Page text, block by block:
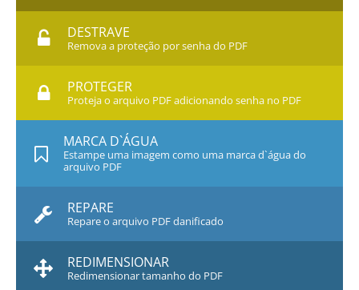
DESTRAVE
Remova a proteção por senha do PDF
PROTEGER
Proteja o arquivo PDF adicionando senha no PDF
MARCA D`ÁGUA
Estampe uma imagem como uma marca d`água do
arquivo PDF
REPARE
Repare o arquivo PDF danificado
REDIMENSIONAR
Redimensionar tamanho do PDF